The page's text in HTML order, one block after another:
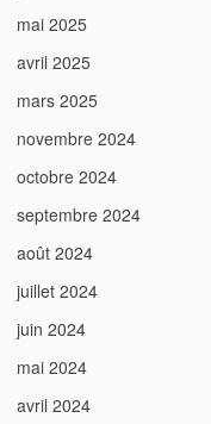
mai 2025
avril 2025
mars 2025
novembre 2024
octobre 2024
septembre 2024
août 2024
juillet 2024
juin 2024
mai 2024
avril 2024